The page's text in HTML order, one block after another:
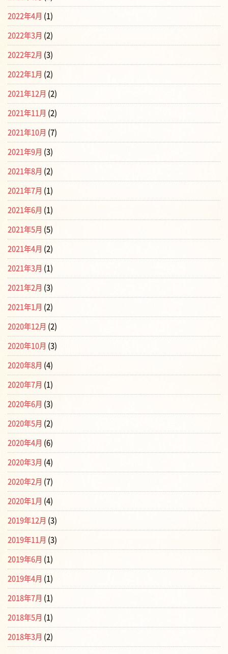
2022年4月 (1)
2022年3月 (2)
2022年2月 (3)
2022年1月 (2)
2021年12月 (2)
2021年11月 (2)
2021年10月 (7)
2021年9月 (3)
2021年8月 (2)
2021年7月 (1)
2021年6月 (1)
2021年5月 (5)
2021年4月 (2)
2021年3月 (1)
2021年2月 (3)
2021年1月 (2)
2020年12月 (2)
2020年10月 (3)
2020年8月 (4)
2020年7月 (1)
2020年6月 (3)
2020年5月 (2)
2020年4月 (6)
2020年3月 (4)
2020年2月 (7)
2020年1月 (4)
2019年12月 (3)
2019年11月 (3)
2019年6月 (1)
2019年4月 (1)
2018年7月 (1)
2018年5月 (1)
2018年3月 (2)